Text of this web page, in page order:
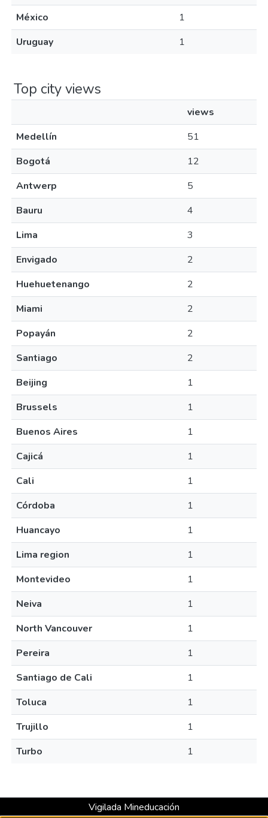
México
1
Uruguay
1
Top city views
views
Medellín
51
Bogotá
12
Antwerp
5
Bauru
4
Lima
3
Envigado
2
Huehuetenango
2
Miami
2
Popayán
2
Santiago
2
Beijing
1
Brussels
1
Buenos Aires
1
Cajicá
1
Cali
1
Córdoba
1
Huancayo
1
Lima region
1
Montevideo
1
Neiva
1
North Vancouver
1
Pereira
1
Santiago de Cali
1
Toluca
1
Trujillo
1
Turbo
1
Vigilada Mineducación